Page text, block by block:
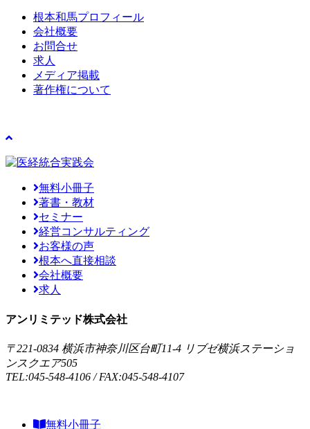
根本和馬プロフィール
会社概要
お問合せ
求人
メディア掲載
著作権について
無料小冊子
著書・教材
セミナー
経営コンサルティング
お客様の声
根本へ直接相談
会社概要
求人
アンリミテッド株式会社
〒221-0834 横浜市神奈川区台町11-4 リブゼ横浜ステーショ
ンスクエア505
TEL:045-548-4106 / FAX:045-548-4107
無料小冊子